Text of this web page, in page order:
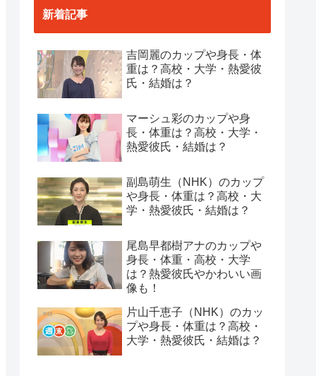
新着記事
吉岡麗のカップや身長・体
重は？高校・大学・熱愛彼
氏・結婚は？
マーシュ彩のカップや身
長・体重は？高校・大学・
熱愛彼氏・結婚は？
副島萌生（NHK）のカップ
や身長・体重は？高校・大
学・熱愛彼氏・結婚は？
尾島早都樹アナのカップや
身長・体重・高校・大学
は？熱愛彼氏やかわいい画
像も！
片山千恵子（NHK）のカッ
プや身長・体重は？高校・
大学・熱愛彼氏・結婚は？